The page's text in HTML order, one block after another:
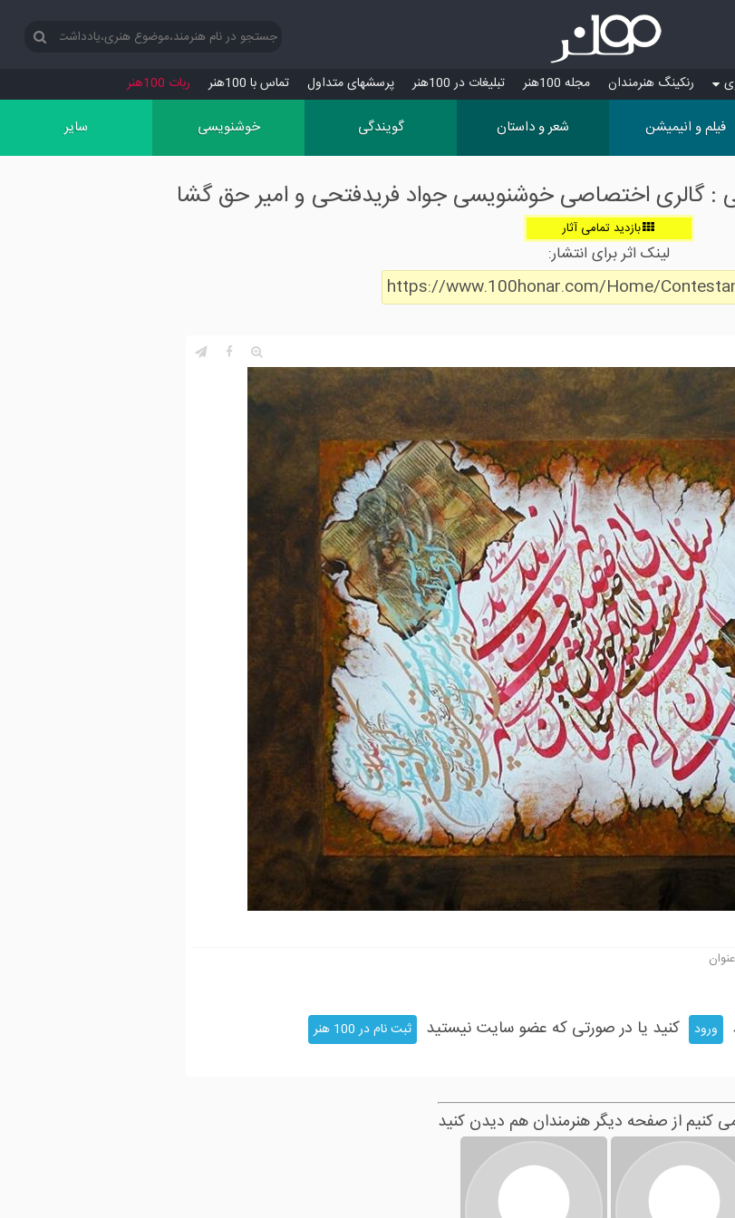
رنکینگ هنرمندان مجله 100هنر تبلیغات در 100هنر پرسش‏های متداول تماس با 100هنر ربات 100هنر
فیلم و انیمیشن شعر و داستان گویندگی خوشنویسی سایر
: گالری اختصاصی خوشنویسی جواد فریدفتحی و امیر حق گشا
بازدید تمامی آثار
لینک اثر برای انتشار:
https://www.100honar.com/Home/
ورود کنید یا در صورتی که عضو سایت نیستید ثبت نام در 100 هنر
کنیم از صفحه دیگر هنرمندان هم دیدن کنید